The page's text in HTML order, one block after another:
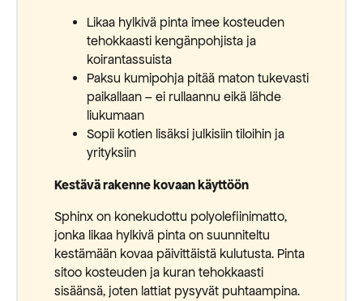
Likaa hylkivä pinta imee kosteuden
tehokkaasti kengänpohjista ja
koirantassuista
Paksu kumipohja pitää maton tukevasti
paikallaan – ei rullaannu eikä lähde
liukumaan
Sopii kotien lisäksi julkisiin tiloihin ja
yrityksiin
Kestävä rakenne kovaan käyttöön
Sphinx on konekudottu polyolefiinimatto,
jonka likaa hylkivä pinta on suunniteltu
kestämään kovaa päivittäistä kulutusta. Pinta
sitoo kosteuden ja kuran tehokkaasti
sisäänsä, joten lattiat pysyvät puhtaampina.